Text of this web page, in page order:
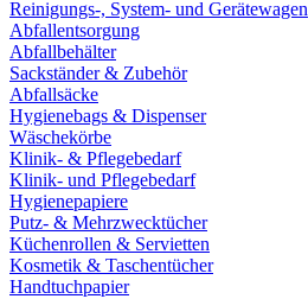
Reinigungs-, System- und Gerätewagen
Abfallentsorgung
Abfallbehälter
Sackständer & Zubehör
Abfallsäcke
Hygienebags & Dispenser
Wäschekörbe
Klinik- & Pflegebedarf
Klinik- und Pflegebedarf
Hygienepapiere
Putz- & Mehrzwecktücher
Küchenrollen & Servietten
Kosmetik & Taschentücher
Handtuchpapier